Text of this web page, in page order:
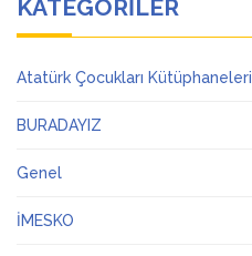
KATEGORILER
Atatürk Çocukları Kütüphaneleri
BURADAYIZ
Genel
İMESKO